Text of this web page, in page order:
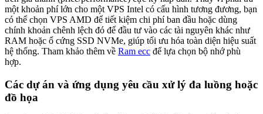
một khoản phí lớn cho một VPS Intel có cấu hình tương đương, bạn
có thể chọn VPS AMD để tiết kiệm chi phí ban đầu hoặc dùng
chính khoản chênh lệch đó để đầu tư vào các tài nguyên khác như
RAM hoặc ổ cứng SSD NVMe, giúp tối ưu hóa toàn diện hiệu suất
hệ thống. Tham khảo thêm về Ram ecc để lựa chọn bộ nhớ phù
hợp.
Các dự án và ứng dụng yêu cầu xử lý đa luồng hoặc
đồ họa